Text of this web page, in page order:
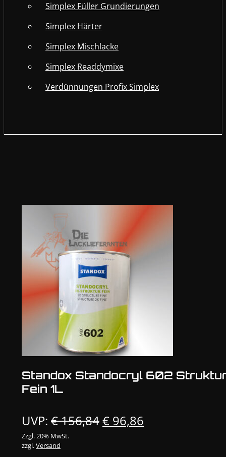
Simplex Füller Grundierungen
Simplex Härter
Simplex Mischlacke
Simplex Readdymixe
Verdünnungen Profix Simplex
Standox Standocryl 602
Fein 1L
UVP: €156,84Ursprünglicher
€ 96,86
Zzgl. 20% MwSt.
zzgl.Versand